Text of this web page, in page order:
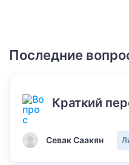
Последние
Краткий
Севак Саакян